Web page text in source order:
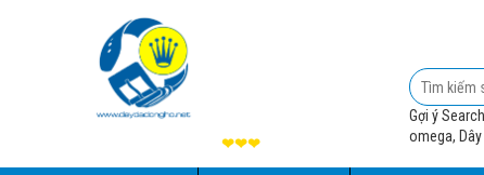
❤❤❤
Gợi ý
omega, Dây